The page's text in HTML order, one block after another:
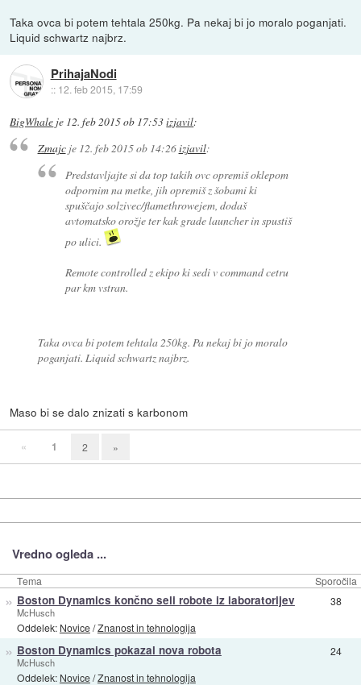
Taka ovca bi potem tehtala 250kg. Pa nekaj bi jo moralo poganjati.
Liquid schwartz najbrz.
PrihajaNodi
:: 12. feb 2015, 17:59
BigWhale je 12. feb 2015 ob 17:53izjavil:
Zmajcje 12. feb 2015 ob 14:26izjavil:
Predstavljajte si da top takih ovc opremiš oklepom
odpornim na metke, jih opremiš z šobami ki
spuščajo solzivec/flamethrowejem, dodaš
avtomatsko orožje ter kak grade launcher in spustiš
po ulici.
Remote controlled z ekipo ki sedi v command cetru
par km vstran.
Taka ovca bi potem tehtala 250kg. Pa nekaj bi jo moralo
poganjati. Liquid schwartz najbrz.
Maso bi se dalo znizati s karbonom
« 1 2 »
Vredno ogleda ...
Tema Sporočila
» Boston Dynamics končno seli robote iz laboratorijev
McHusch
Oddelek: Novice/Znanost in tehnologija
38
» Boston Dynamics pokazal nova robota
McHusch
Oddelek: Novice/Znanost in tehnologija
24